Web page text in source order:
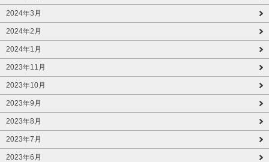
2024年3月
2024年2月
2024年1月
2023年11月
2023年10月
2023年9月
2023年8月
2023年7月
2023年6月